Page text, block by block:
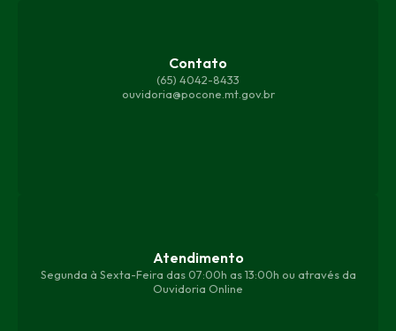
Contato
(65) 4042-8433
ouvidoria@pocone.mt.gov.br
Atendimento
Segunda à Sexta-Feira das 07:00h as 13:00h ou através da
Ouvidoria Online